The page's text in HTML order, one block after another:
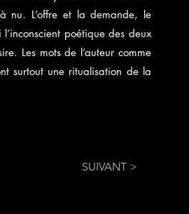
nu. L’offre et la demande, le
poétique des deux
Les mots de l’auteur comme
surtout une ritualisation de la
SUIVANT >